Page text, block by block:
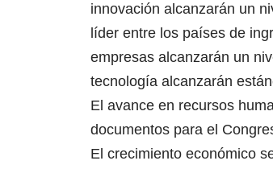
innovación alcanzarán un
líder entre los países de
empresas alcanzarán un
tecnología alcanzarán
El avance en recursos
documentos para el
El crecimiento económico